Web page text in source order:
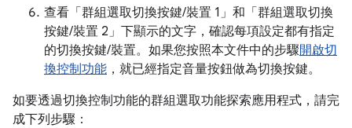
查看「群組選取切換按鍵/裝置 1」 和「群組選取切換
按鍵/裝置 2」 下顯示的文字，確認每項設定都有指定
的切換按鍵/裝置。如果您按照本文件中的步驟開啟切
換控制功能 ，就已經指定音量按鈕做為切換按鍵。
如要透過切換控制功能的群組選取功能探索應用程式，請完
成下列步驟：